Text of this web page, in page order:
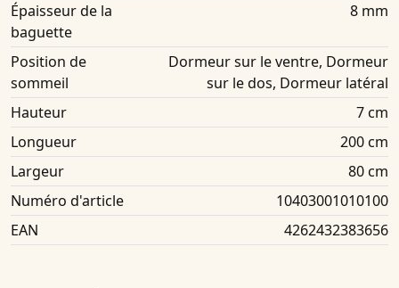
Épaisseur de la
baguette
8 mm
Position de
sommeil
Dormeur sur le ventre, Dormeur
sur le dos, Dormeur latéral
Hauteur
7 cm
Longueur
200 cm
Largeur
80 cm
Numéro d'article
10403001010100
EAN
4262432383656